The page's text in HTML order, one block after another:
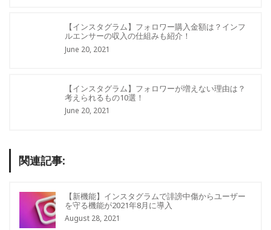
【インスタグラム】フォロワー購入金額は？インフ
ルエンサーの収入の仕組みも紹介！
June 20, 2021
【インスタグラム】フォロワーが増えない理由は？
考えられるもの10選！
June 20, 2021
関連記事:
【新機能】インスタグラムで誹謗中傷からユーザー
を守る機能が2021年8月に導入
August 28, 2021